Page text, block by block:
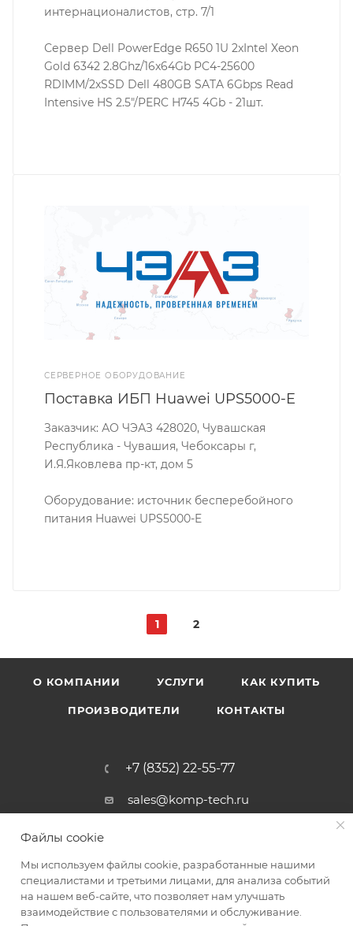
интернационалистов, стр. 7/1
Сервер Dell PowerEdge R650 1U 2xIntel Xeon
Gold 6342 2.8Ghz/16x64Gb PC4-25600
RDIMM/2xSSD Dell 480GB SATA 6Gbps Read
Intensive HS 2.5″/PERC H745 4Gb - 21шт.
СЕРВЕРНОЕ ОБОРУДОВАНИЕ
Поставка ИБП Huawei UPS5000-E
Заказчик: АО ЧЭАЗ 428020, Чувашская
Республика - Чувашия, Чебоксары г,
И.Я.Яковлева пр-кт, дом 5
Оборудование: источник бесперебойного
питания Huawei UPS5000-E
1 2
О КОМПАНИИ УСЛУГИ КАК КУПИТЬ
ПРОИЗВОДИТЕЛИ КОНТАКТЫ
+7 (8352) 22-55-77
sales@komp-tech.ru
г. Чебоксары, ул. Энгельса, д. 1,
ПОДПИСАТЬСЯ НА РАССЫЛКУ
Файлы cookie
Мы используем файлы cookie, разработанные нашими
специалистами и третьими лицами, для анализа событий
на нашем веб-сайте, что позволяет нам улучшать
взаимодействие с пользователями и обслуживание.